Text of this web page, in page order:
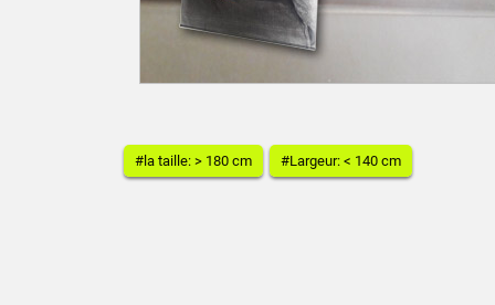
#la taille: > 180 cm #Largeur: < 140 cm